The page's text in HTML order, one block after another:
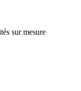
sur mesure